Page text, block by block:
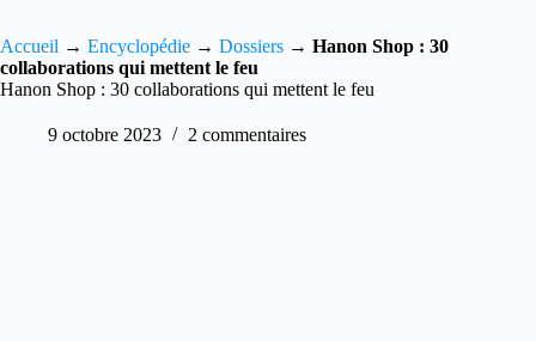
Accueil → Encyclopédie → Dossiers → Hanon Shop : 30
collaborations qui mettent le feu
Hanon Shop : 30 collaborations qui mettent le feu
9 octobre 2023 2 commentaires